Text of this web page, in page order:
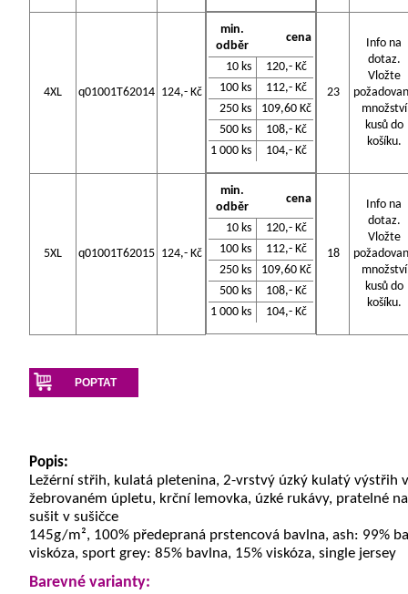
4XL q01001T62014 124,- Kč
min.
odběr
cena
10 ks
120,- Kč
100 ks
112,- Kč
250 ks
109,60 Kč
500 ks
108,- Kč
1 000 ks
104,- Kč
23
Info na
dotaz.
Vložte
množství
kusů do
košíku.
5XL q01001T62015 124,- Kč
min.
odběr
cena
10 ks
120,- Kč
100 ks
112,- Kč
250 ks
109,60 Kč
500 ks
108,- Kč
1 000 ks
104,- Kč
18
Info na
dotaz.
Vložte
množství
kusů do
košíku.
POPTAT
Popis:
Ležérní střih, kulatá pletenina, 2-vrstvý úzký kulatý výstřih v
žebrovaném úpletu, krční lemovka, úzké rukávy, pratelné
sušit v sušičce
145g/m², 100% předepraná prstencová bavlna, ash: 99%
viskóza, sport grey: 85% bavlna, 15% viskóza, single jersey
Barevné varianty: